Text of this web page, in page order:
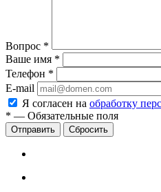
Вопрос *
Ваше имя *
Телефон *
E-mail
Я согласен на обработку
* — Обязательные поля
Сбросить